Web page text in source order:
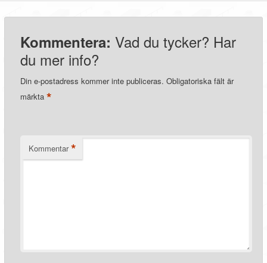
Kommentera: Vad du tycker? Har
du mer info?
Din e-postadress kommer inte publiceras. Obligatoriska fält är
märkta*
Kommentar *